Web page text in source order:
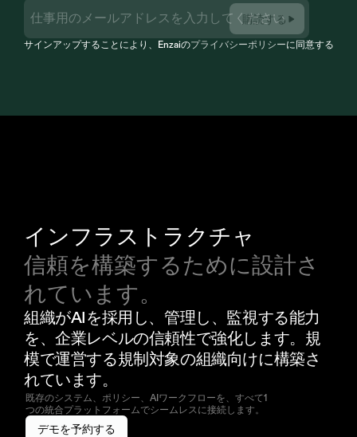
購読する
サインアップすることにより、Enzaiのプライバシーポリシーに同意すること
インフラストラクチャ
信頼を構築するために設計さ
れています。
組織がAIを採用し、管理し、監視する能力
を、企業レベルの信頼性で強化します。規
模で運営する規制対象の組織向けに構築さ
れています。
既存のシステム、ポリシー、AIワークフローを、すべて1
つの統合プラットフォームでシームレスに接続します。
デモを予約する